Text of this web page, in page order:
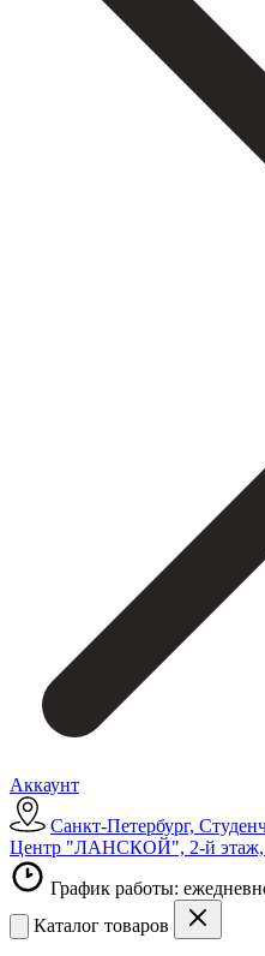
Аккаунт
Санкт-Петербург,
Центр "ЛАНСКОЙ", 2-й этаж,
График работы:
Каталог товаров